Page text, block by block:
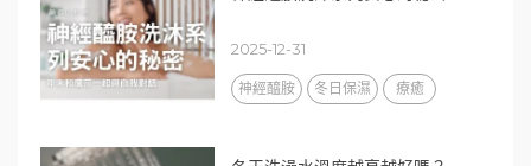
2025-12-31
神經醯胺 冬日保濕 療癒